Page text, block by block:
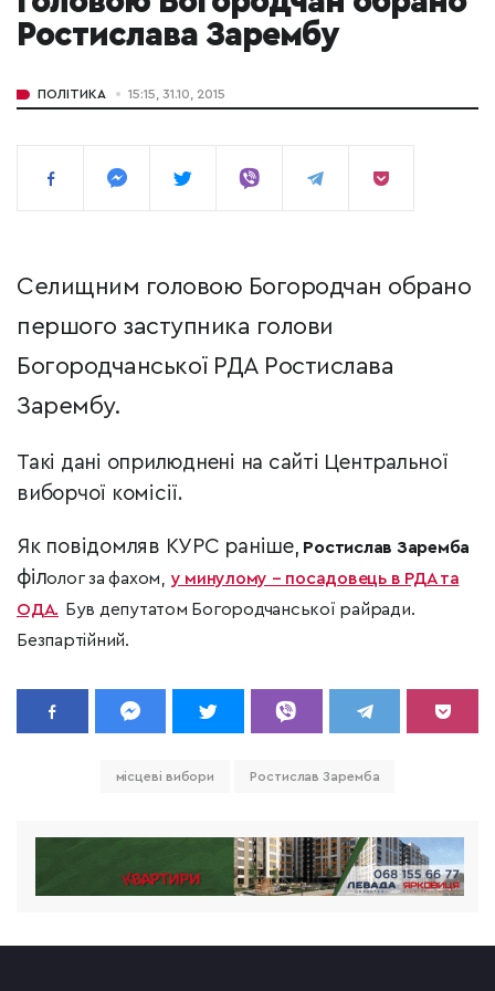
Ростислава Зарембу
ПОЛІТИКА 15:15, 31.10, 2015
Селищним головою Богородчан обрано
першого заступника голови
Богородчанської РДА Ростислава
Зарембу.
Такі дані оприлюднені на сайті Центральної
виборчої комісії.
Як повідомляв КУРС раніше, Ростислав Заремба
філолог за фахом,
у минулому – посадовець в РДА та
ОДА.
Був депутатом Богородчанської райради.
Безпартійний.
місцеві вибори Ростислав Заремба